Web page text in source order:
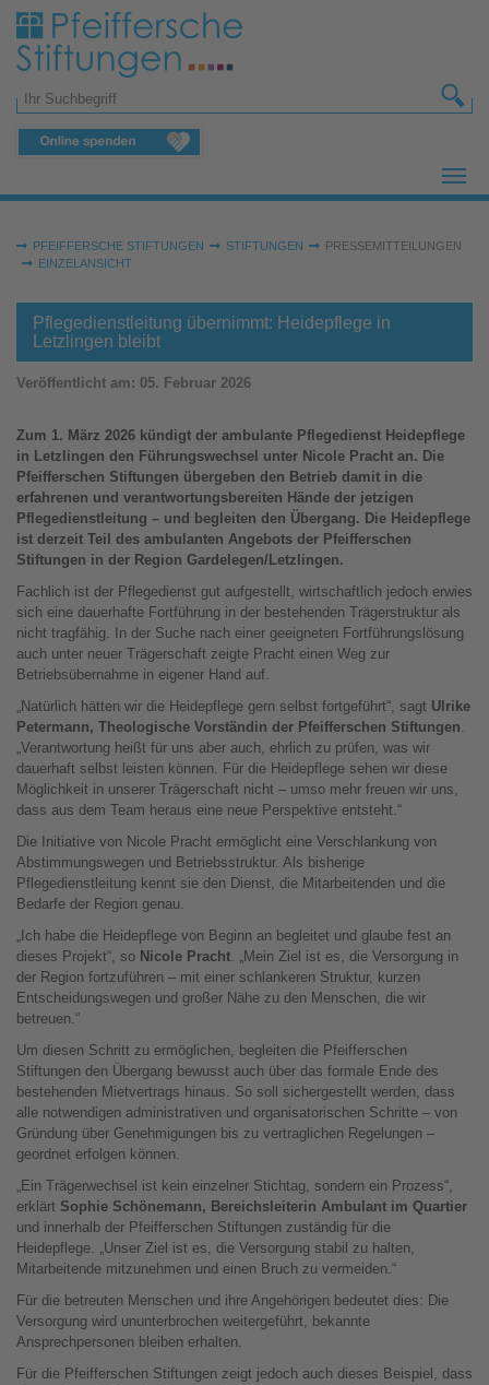
Zum Hauptinhalt springen
Suchformular
Sie sind hier:
PFEIFFERSCHE STIFTUNGEN STIFTUNGEN
PRESSEMITTEILUNGEN
EINZELANSICHT
Pflegedienstleitung übernimmt: Heidepflege in
Letzlingen bleibt
Veröffentlicht am: 05. Februar 2026
Zum 1. März 2026 kündigt der ambulante Pflegedienst Heidepflege
in Letzlingen den Führungswechsel unter Nicole Pracht an. Die
Pfeifferschen Stiftungen übergeben den Betrieb damit in die
erfahrenen und verantwortungsbereiten Hände der jetzigen
Pflegedienstleitung – und begleiten den Übergang. Die Heidepflege
ist derzeit Teil des ambulanten Angebots der Pfeifferschen
Stiftungen in der Region Gardelegen/Letzlingen.
Fachlich ist der Pflegedienst gut aufgestellt, wirtschaftlich jedoch erwies
sich eine dauerhafte Fortführung in der bestehenden Trägerstruktur als
nicht tragfähig. In der Suche nach einer geeigneten Fortführungslösung
auch unter neuer Trägerschaft zeigte Pracht einen Weg zur
Betriebsübernahme in eigener Hand auf.
„Natürlich hätten wir die Heidepflege gern selbst fortgeführt“, sagt Ulrike
Petermann, Theologische Vorständin der Pfeifferschen Stiftungen.
„Verantwortung heißt für uns aber auch, ehrlich zu prüfen, was wir
dauerhaft selbst leisten können. Für die Heidepflege sehen wir diese
Möglichkeit in unserer Trägerschaft nicht – umso mehr freuen wir uns,
dass aus dem Team heraus eine neue Perspektive entsteht.“
Die Initiative von Nicole Pracht ermöglicht eine Verschlankung von
Abstimmungswegen und Betriebsstruktur. Als bisherige
Pflegedienstleitung kennt sie den Dienst, die Mitarbeitenden und die
Bedarfe der Region genau.
„Ich habe die Heidepflege von Beginn an begleitet und glaube fest an
dieses Projekt“, so Nicole Pracht. „Mein Ziel ist es, die Versorgung in
der Region fortzuführen – mit einer schlankeren Struktur, kurzen
Entscheidungswegen und großer Nähe zu den Menschen, die wir
betreuen.“
Um diesen Schritt zu ermöglichen, begleiten die Pfeifferschen
Stiftungen den Übergang bewusst auch über das formale Ende des
bestehenden Mietvertrags hinaus. So soll sichergestellt werden, dass
alle notwendigen administrativen und organisatorischen Schritte – von
Gründung über Genehmigungen bis zu vertraglichen Regelungen –
geordnet erfolgen können.
„Ein Trägerwechsel ist kein einzelner Stichtag, sondern ein Prozess“,
erklärt Sophie Schönemann, Bereichsleiterin Ambulant im Quartier
und innerhalb der Pfeifferschen Stiftungen zuständig für die
Heidepflege. „Unser Ziel ist es, die Versorgung stabil zu halten,
Mitarbeitende mitzunehmen und einen Bruch zu vermeiden.“
Für die betreuten Menschen und ihre Angehörigen bedeutet dies: Die
Versorgung wird ununterbrochen weitergeführt, bekannte
Ansprechpersonen bleiben erhalten.
Für die Pfeifferschen Stiftungen zeigt jedoch auch dieses Beispiel, dass